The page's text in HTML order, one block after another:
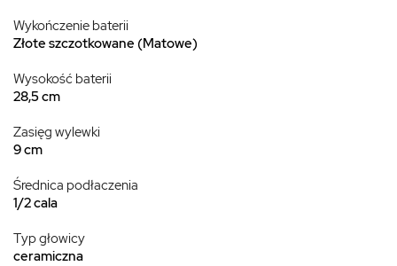
Wykończenie baterii
Złote szczotkowane (Matowe)
Wysokość baterii
28,5 cm
Zasięg wylewki
9 cm
Średnica podłaczenia
1/2 cala
Typ głowicy
ceramiczna